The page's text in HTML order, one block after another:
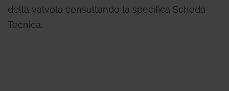
della valvola consultando la specifica Scheda
Tecnica.